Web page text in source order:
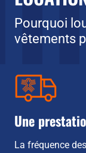
Pourquoi
vêtements
Une
La fréquence